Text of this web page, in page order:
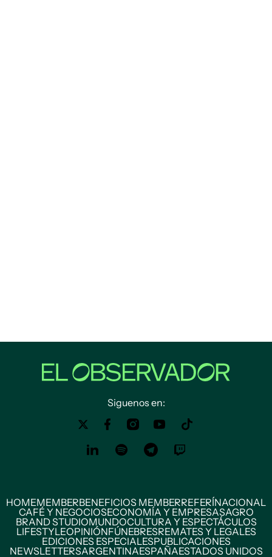
Siguenos en:
HOMEMEMBERBENEFICIOS MEMBERREFERÍNACIONAL
CAFÉ Y NEGOCIOSECONOMÍA Y EMPRESASAGRO
BRAND STUDIOMUNDOCULTURA Y ESPECTÁCULOS
LIFESTYLEOPINIÓNFÚNEBRESREMATES Y LEGALES
EDICIONES ESPECIALESPUBLICACIONES
NEWSLETTERSARGENTINAESPAÑAESTADOS UNIDOS